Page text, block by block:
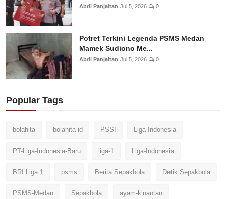
Abdi Panjaitan Jul 5, 2026 0
Potret Terkini Legenda PSMS Medan
Mamek Sudiono Me...
Abdi Panjaitan Jul 5, 2026 0
Popular Tags
bolahita bolahita-id PSSI Liga Indonesia
PT-Liga-Indonesia-Baru liga-1 Liga-Indonesia
BRI Liga 1 psms Berita Sepakbola Detik Sepakbola
PSMS-Medan Sepakbola ayam-kinantan